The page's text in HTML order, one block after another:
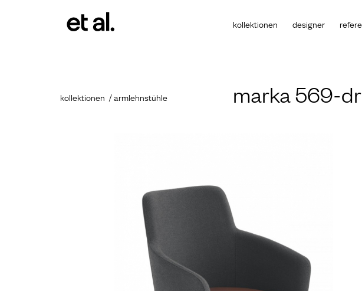
kollektionen designer
kollektionen armlehnstühle marka 569-dr